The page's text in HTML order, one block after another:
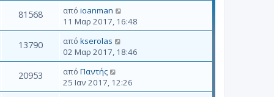
81568 από ioanman
11 Μαρ 2017, 16:48
13790 από kserolas
02 Μαρ 2017, 18:46
20953 από Παντής
25 Ιαν 2017, 12:26